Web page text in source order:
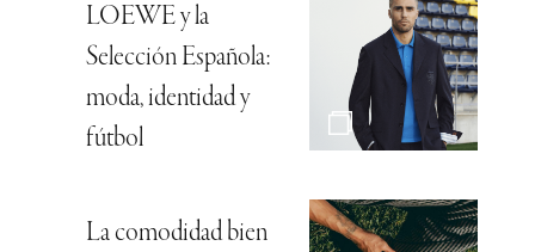
LOEWE y la
Selección Española:
moda, identidad y
fútbol
La comodidad bien